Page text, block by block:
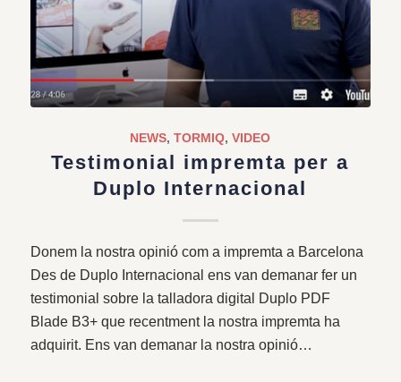
NEWS,TORMIQ,VIDEO
Testimonial impremta per a
Duplo Internacional
Donem la nostra opinió com a impremta a Barcelona
Des de Duplo Internacional ens van demanar fer un
testimonial sobre la talladora digital Duplo PDF
Blade B3+ que recentment la nostra impremta ha
adquirit. Ens van demanar la nostra opinió…